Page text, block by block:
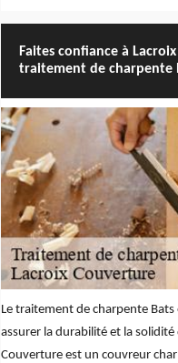
Faites confiance à
traitement de charpente
Le traitement de charpente
assurer la durabilité et la
Couverture est un couvreur